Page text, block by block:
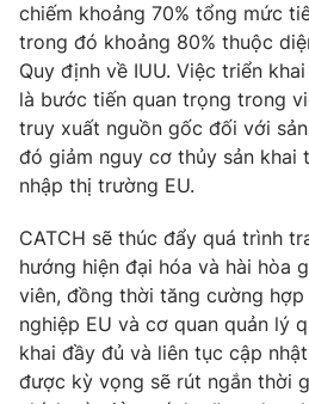
Theo dõi báo trên
Cơ quan chủ quản: Đài Truyền hình
Cơ quan báo chí:Thời báo VTV
Giấy phép hoạt động báo in và báo
cấp ngày 29/12/2023
Tổng Biên tập:Vũ Thanh Thủy
Phó Tổng Biên tập: Nguyễn Thị Mỹ
Nguyễn Trọng Ninh
Tổng đài VTV:024.38 355 931 -
chiếm khoảng 70% tổng mức
trong đó khoảng 80% thuộc
Quy định về IUU. Việc triển
là bước tiến quan trọng trong
truy xuất nguồn gốc đối với
đó giảm nguy cơ thủy sản khai
nhập thị trường EU.
CATCH sẽ thúc đẩy quá trình
hướng hiện đại hóa và hài hòa
viên, đồng thời tăng cường
nghiệp EU và cơ quan quản lý
khai đầy đủ và liên tục cập
được kỳ vọng sẽ rút ngắn thời